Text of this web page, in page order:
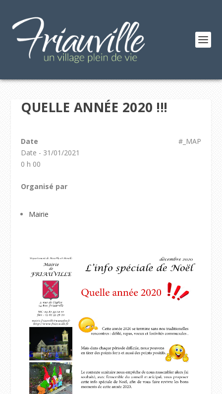
QUELLE ANNÉE 2020 !!!
#_MAP
Date
Date - 31/01/2021
0 h 00
Organisé par
Mairie